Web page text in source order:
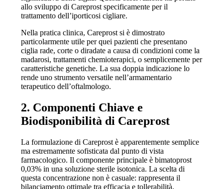
allo sviluppo di Careprost specificamente per il
trattamento dell’iporticosi cigliare.
Nella pratica clinica, Careprost si è dimostrato
particolarmente utile per quei pazienti che presentano
ciglia rade, corte o diradate a causa di condizioni come la
madarosi, trattamenti chemioterapici, o semplicemente per
caratteristiche genetiche. La sua doppia indicazione lo
rende uno strumento versatile nell’armamentario
terapeutico dell’oftalmologo.
2. Componenti Chiave e
Biodisponibilità di Careprost
La formulazione di Careprost è apparentemente semplice
ma estremamente sofisticata dal punto di vista
farmacologico. Il componente principale è bimatoprost
0,03% in una soluzione sterile isotonica. La scelta di
questa concentrazione non è casuale: rappresenta il
bilanciamento ottimale tra efficacia e tollerabilità.